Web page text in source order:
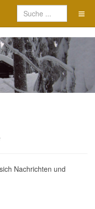
Nachrichten und